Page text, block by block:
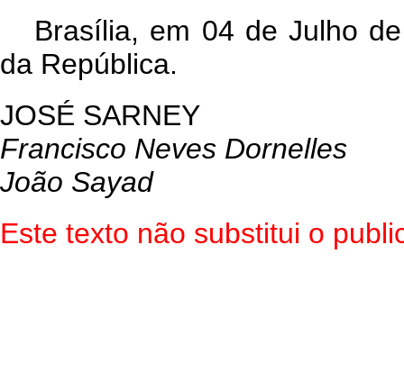
Brasília, em 04 de Julho
da República.
JOSÉ SARNEY
Francisco Neves Dornelles
João Sayad
Este texto não substitui o